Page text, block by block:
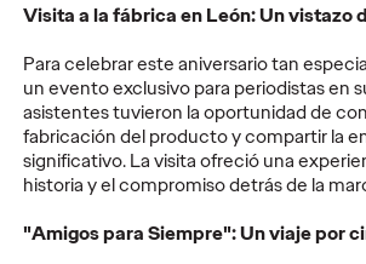
Visita a la fábrica en León: Un vistazo
Para celebrar este aniversario tan
un evento exclusivo para periodistas en
asistentes tuvieron la oportunidad de
fabricación del producto y compartir la
significativo. La visita ofreció una
historia y el compromiso detrás de la
"Amigos para Siempre": Un viaje por
Puntúan, comparan
y recomiendan: el
Ministerio de
Igualdad convierte
las reseñas de los
puteros en una